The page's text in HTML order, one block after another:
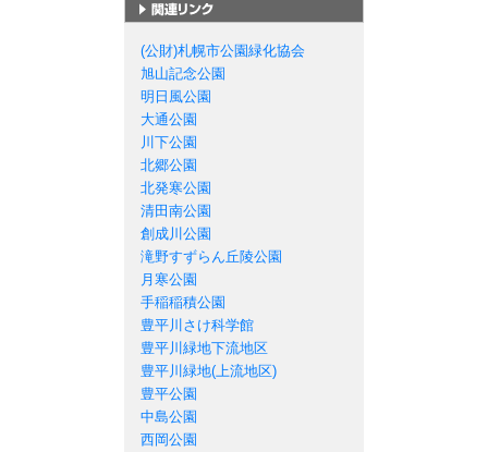
(公財)札幌市公園緑化協会
旭山記念公園
明日風公園
大通公園
川下公園
北郷公園
北発寒公園
清田南公園
創成川公園
滝野すずらん丘陵公園
月寒公園
手稲稲積公園
豊平川さけ科学館
豊平川緑地下流地区
豊平川緑地(上流地区)
豊平公園
中島公園
西岡公園